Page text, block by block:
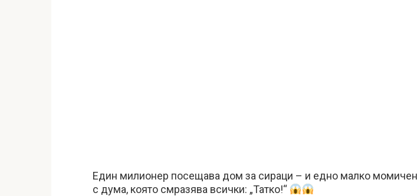
Един милионер посещава дом за сираци – и едно малко
с дума, която смразява всички: „Татко!“